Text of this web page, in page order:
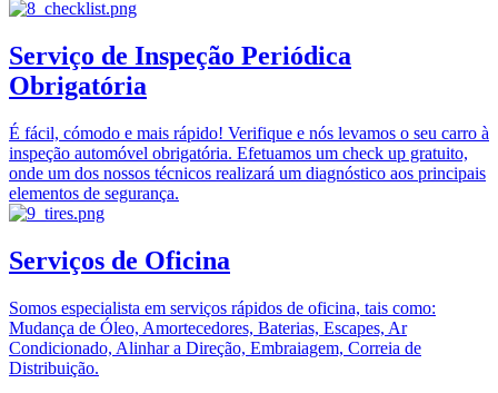
Serviço de Inspeção Periódica
Obrigatória
É fácil, cómodo e mais rápido! Verifique e nós levamos o seu carro à
inspeção automóvel obrigatória. Efetuamos um check up gratuito,
onde um dos nossos técnicos realizará um diagnóstico aos principais
elementos de segurança.
Serviços de Oficina
Somos especialista em serviços rápidos de oficina, tais como:
Mudança de Óleo, Amortecedores, Baterias, Escapes, Ar
Condicionado, Alinhar a Direção, Embraiagem, Correia de
Distribuição.